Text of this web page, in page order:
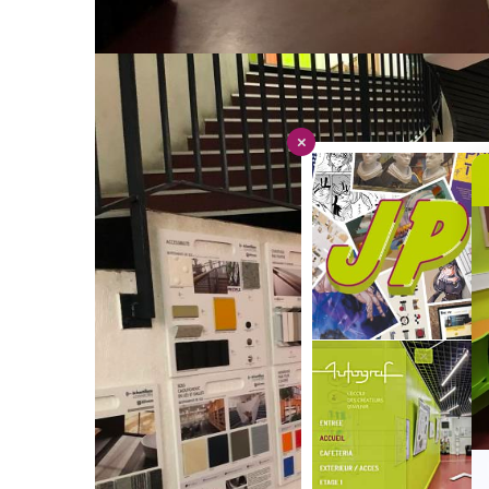
JOURNÉES PORTES
Journées Portes Ouvertes